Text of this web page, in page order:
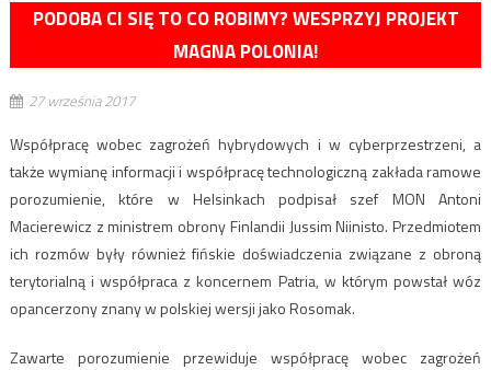
PODOBA CI SIĘ TO CO ROBIMY? WESPRZYJ PROJEKT
MAGNA POLONIA!
27 września 2017
Współpracę wobec zagrożeń hybrydowych i w cyberprzestrzeni, a
także wymianę informacji i współpracę technologiczną zakłada ramowe
porozumienie, które w Helsinkach podpisał szef MON Antoni
Macierewicz z ministrem obrony Finlandii Jussim Niinisto. Przedmiotem
ich rozmów były również fińskie doświadczenia związane z obroną
terytorialną i współpraca z koncernem Patria, w którym powstał wóz
opancerzony znany w polskiej wersji jako Rosomak.
Zawarte porozumienie przewiduje współpracę wobec zagrożeń